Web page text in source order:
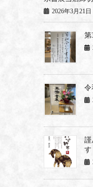
2026年3月21日
第
令
謹
す